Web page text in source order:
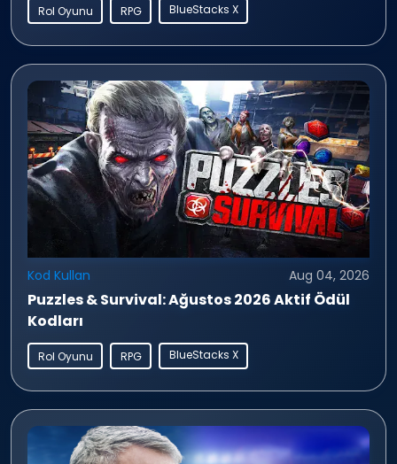
Rol Oyunu RPG BlueStacks X
Kod Kullan Aug 04, 2026
Puzzles & Survival: Ağustos 2026 Aktif Ödül
Kodları
Rol Oyunu RPG BlueStacks X